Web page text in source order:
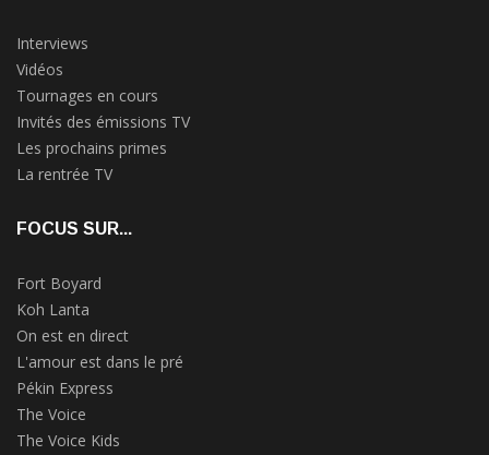
Interviews
Vidéos
Tournages en cours
Invités des émissions TV
Les prochains primes
La rentrée TV
FOCUS SUR...
Fort Boyard
Koh Lanta
On est en direct
L'amour est dans le pré
Pékin Express
The Voice
The Voice Kids